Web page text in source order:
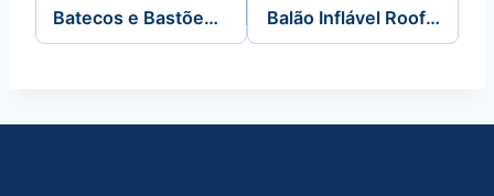
Batecos e Bastões Infláveis Promocionais Balão Inflável Roof Top